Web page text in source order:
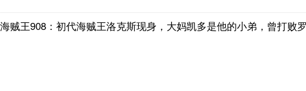
海贼王908：初代海贼王洛克斯现身，大妈凯多是他的小弟，曾打败